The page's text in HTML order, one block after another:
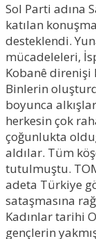
Sol Parti adına
katılan
desteklendi.
mücadeleleri,
Kobanê direnişi
Binlerin
boyunca
herkesin çok
çoğunlukta
aldılar. Tüm
tutulmuştu.
adeta Türkiye
sataşmasına
Kadınlar tarihi
gençlerin